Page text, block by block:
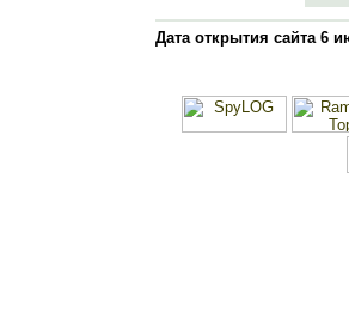
Дата открытия сайта 6